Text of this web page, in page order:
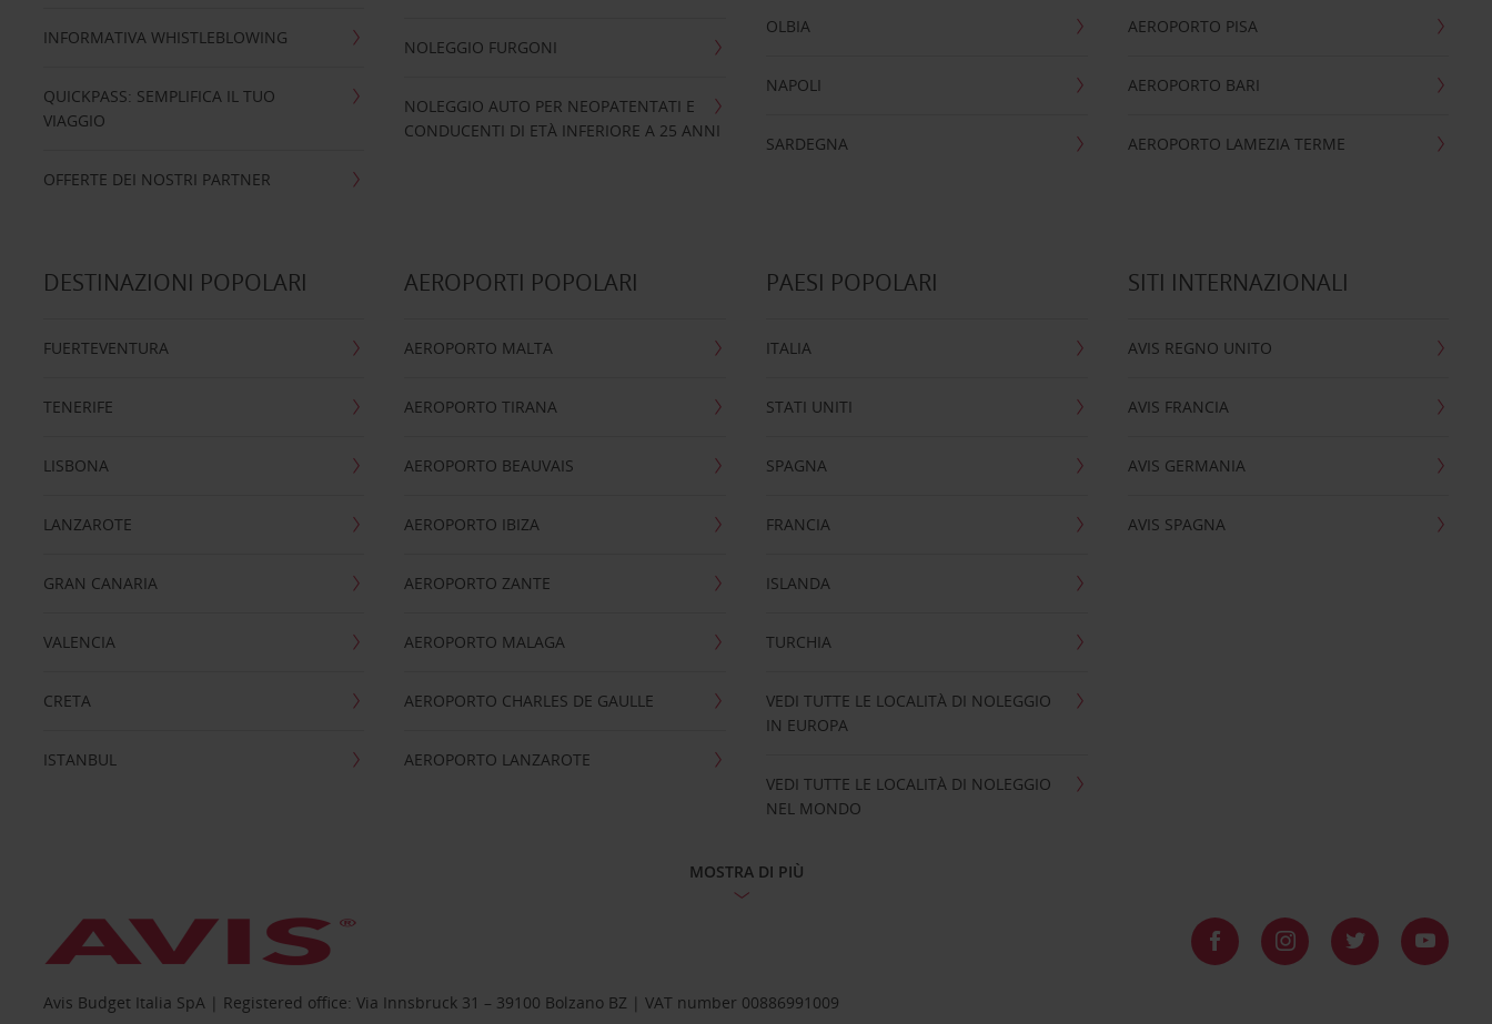
INFORMATIVA WHISTLEBLOWING
QUICKPASS: SEMPLIFICA IL TUO
VIAGGIO
OFFERTE DEI NOSTRI PARTNER
NOLEGGIO FURGONI
NOLEGGIO AUTO PER NEOPATENTATI E
CONDUCENTI DI ETÀ INFERIORE A 25 ANNI
OLBIA
NAPOLI
SARDEGNA
AEROPORTO PISA
AEROPORTO BARI
AEROPORTO LAMEZIA TERME
DESTINAZIONI POPOLARI
FUERTEVENTURA
TENERIFE
LISBONA
LANZAROTE
GRAN CANARIA
VALENCIA
CRETA
ISTANBUL
AEROPORTI POPOLARI
AEROPORTO MALTA
AEROPORTO TIRANA
AEROPORTO BEAUVAIS
AEROPORTO IBIZA
AEROPORTO ZANTE
AEROPORTO MALAGA
AEROPORTO CHARLES DE GAULLE
AEROPORTO LANZAROTE
PAESI POPOLARI
ITALIA
STATI UNITI
SPAGNA
FRANCIA
ISLANDA
TURCHIA
VEDI TUTTE LE LOCALITÀ DI NOLEGGIO
IN EUROPA
VEDI TUTTE LE LOCALITÀ DI NOLEGGIO
NEL MONDO
SITI INTERNAZIONALI
AVIS REGNO UNITO
AVIS FRANCIA
AVIS GERMANIA
AVIS SPAGNA
MOSTRA DI PIÙ
Avis Budget Italia SpA | Registered office: Via Innsbruck 31 – 39100 Bolzano BZ | VAT number 00886991009